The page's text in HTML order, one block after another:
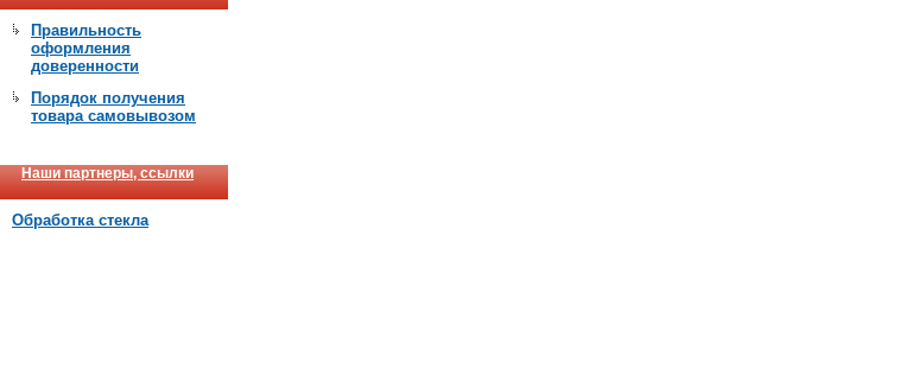
Правильность
оформления
доверенности
Порядок получения
товара самовывозом
Наши партнеры, ссылки
Обработка стекла